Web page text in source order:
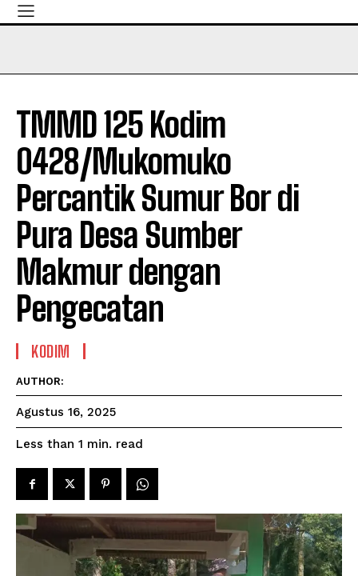
TMMD 125 Kodim
0428/Mukomuko
Percantik Sumur Bor di
Pura Desa Sumber
Makmur dengan
Pengecatan
KODIM
AUTHOR:
Agustus 16, 2025
Less than 1 min. read